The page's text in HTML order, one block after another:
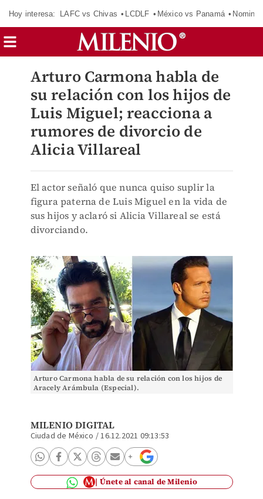
Hoy interesa: LAFC vs Chivas LCDLF México vs Panamá
Arturo Carmona habla de
su relación con los hijos de
Luis Miguel; reacciona a
rumores de divorcio de
Alicia Villareal
El actor señaló que nunca quiso suplir la
figura paterna de Luis Miguel en la vida de
sus hijos y aclaró si Alicia Villareal se está
divorciando.
Arturo Carmona habla de su relación con los hijos de
Aracely Arámbula (Especial).
MILENIO DIGITAL
Ciudad de México /16.12.2021 09:13:53
Únete al canal de Milenio